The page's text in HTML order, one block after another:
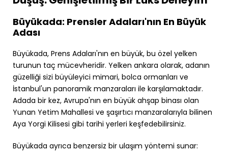
Büyükada: Prensler Adaları'nın En Büyük
Adası
Büyükada, Prens Adaları'nın en büyük, bu özel yelken
turunun taç mücevheridir. Yelken ankara olarak, adanın
güzelliği sizi büyüleyici mimari, bolca ormanları ve
İstanbul'un panoramik manzaraları ile karşılamaktadır.
Adada bir kez, Avrupa'nın en büyük ahşap binası olan
Yunan Yetim Mahallesi ve şaşırtıcı manzaralarıyla bilinen
Aya Yorgi Kilisesi gibi tarihi yerleri keşfedebilirsiniz.
Büyükada ayrıca benzersiz bir ulaşım yöntemi sunar: